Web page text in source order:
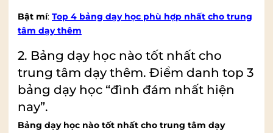
Bật mí: Top 4 bảng dạy học phù hợp nhất cho trung
tâm dạy thêm
2. Bảng dạy học nào tốt nhất cho
trung tâm dạy thêm. Điểm danh top 3
bảng dạy học “đình đám nhất hiện
nay”.
Bảng dạy học nào tốt nhất cho trung tâm dạy